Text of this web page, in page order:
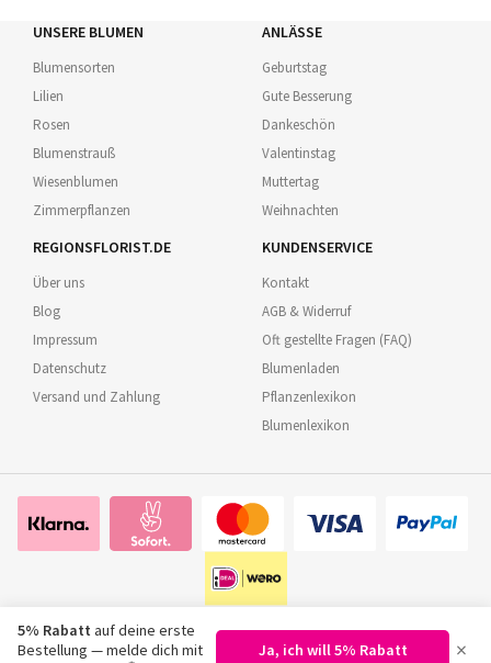
UNSERE BLUMEN
Blumensorten
Lilien
Rosen
Blumenstrauß
Wiesenblumen
Zimmerpflanzen
ANLÄSSE
Geburtstag
Gute Besserung
Dankeschön
Valentinstag
Muttertag
Weihnachten
REGIONSFLORIST.DE
Über uns
Blog
Impressum
Datenschutz
Versand und Zahlung
KUNDENSERVICE
Kontakt
AGB & Widerruf
Oft gestellte Fragen (FAQ)
Blumenladen
Pflanzenlexikon
Blumenlexikon
5% Rabatt auf deine erste
Bestellung — melde dich mit
Ja, ich will 5% Rabatt ×